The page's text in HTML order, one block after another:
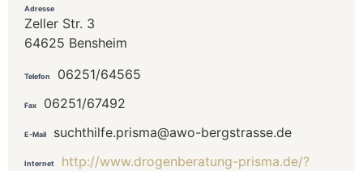
Adresse
Zeller Str. 3
64625 Bensheim
Telefon 06251/64565
Fax 06251/67492
E-Mail suchthilfe.prisma@awo-bergstrasse.de
Internet
http://www.drogenberatung-prisma.de/?